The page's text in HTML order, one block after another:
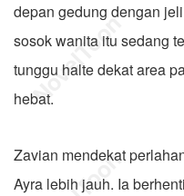
depan gedung dengan
sosok wanita itu sedang
tunggu halte dekat area
hebat.
Zavian mendekat
Ayra lebih jauh. Ia